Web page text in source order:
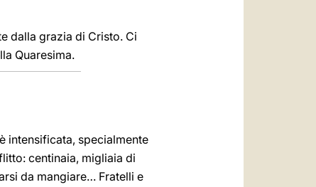
dalla grazia di Cristo. Ci
Quaresima.
intensificata, specialmente
centinaia, migliaia di
da mangiare… Fratelli e